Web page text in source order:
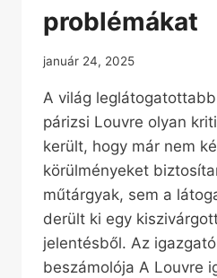
problémákat
január 24, 2025
A világ
párizsi Louvre olyan
került, hogy már nem
körülményeket
műtárgyak, sem a
derült ki egy
jelentésből. Az
beszámolója A Louvre